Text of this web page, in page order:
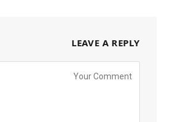
LEAVE A REPLY